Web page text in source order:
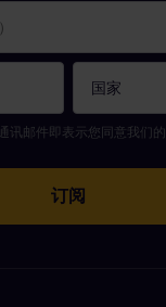
！
稍后重试。
的条款和条件。
讯邮件即表示您同意我们的